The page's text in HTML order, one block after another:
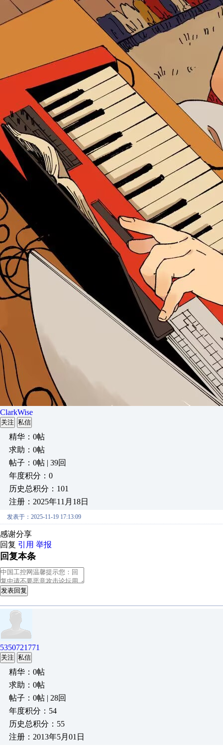
ClarkWise
关注 私信
精华：0帖
求助：0帖
帖子：0帖 | 39回
年度积分：0
历史总积分：101
注册：2025年11月18日
发表于：2025-11-19 17:13:09
感谢分享
回复 引用 举报
回复本条
发表回复
5350721771
关注 私信
精华：0帖
求助：0帖
帖子：0帖 | 28回
年度积分：54
历史总积分：55
注册：2013年5月01日